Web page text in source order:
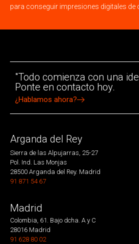
para conseguir impresiones digitales de
"Todo comienza con una
Ponte en contacto hoy.
¿Hablamos ahora?
Arganda del Rey
Sierra de las Alpujarras, 25-27
Pol. Ind. Las Monjas
28500 Arganda del Rey. Madrid
91 871 54 67
Madrid
Colombia, 61. Bajo dcha. A y C
28016 Madrid
91 628 80 02